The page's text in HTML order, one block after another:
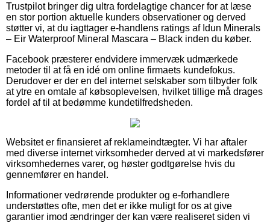
Trustpilot bringer dig ultra fordelagtige chancer for at læse
en stor portion aktuelle kunders observationer og derved
støtter vi, at du iagttager e-handlens ratings af Idun Minerals
– Eir Waterproof Mineral Mascara – Black inden du køber.
Facebook præsterer endvidere immervæk udmærkede
metoder til at få en idé om online firmaets kundefokus.
Derudover er der en del internet selskaber som tilbyder folk
at ytre en omtale af købsoplevelsen, hvilket tillige må drages
fordel af til at bedømme kundetilfredsheden.
Websitet er finansieret af reklameindtægter. Vi har aftaler
med diverse internet virksomheder derved at vi markedsfører
virksomhedernes varer, og høster godtgørelse hvis du
gennemfører en handel.
Informationer vedrørende produkter og e-forhandlere
understøttes ofte, men det er ikke muligt for os at give
garantier imod ændringer der kan være realiseret siden vi